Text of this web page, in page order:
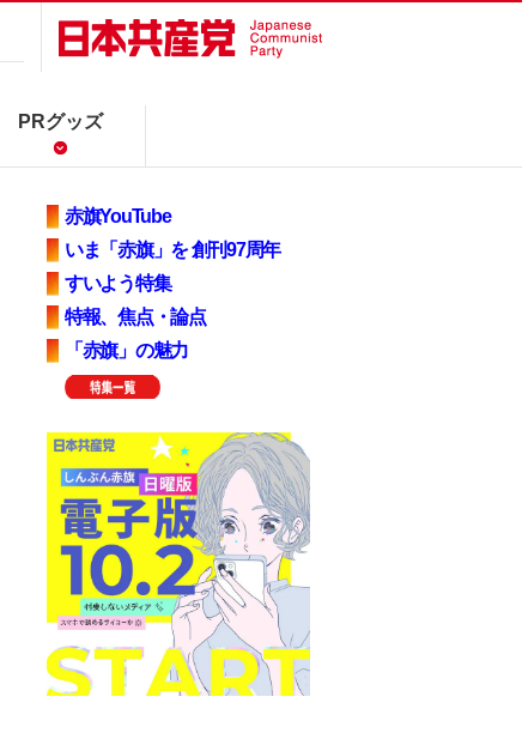
PRグッズ
赤旗YouTube
いま「赤旗」を 創刊97周年
すいよう特集
特報、焦点・論点
「赤旗」の魅力